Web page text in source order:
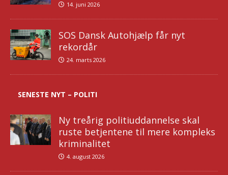
14. juni 2026
SOS Dansk Autohjælp får nyt
rekordår
24. marts 2026
SENESTE NYT – POLITI
Ny treårig politiuddannelse skal
ruste betjentene til mere kompleks
kriminalitet
4. august 2026